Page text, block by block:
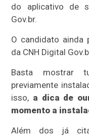
do aplicativo de
Gov.br.
O candidato ainda
da CNH Digital
Basta mostrar
previamente
isso, a dica de
momento a
Além dos já